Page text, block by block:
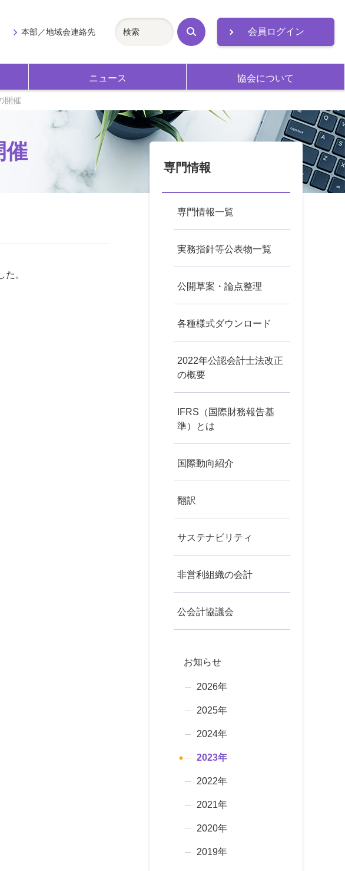
会員ログイン
ニュース 協会について
本部／地域会連絡先
検
索
開催
催
。
専門情報
専門情報一覧
実務指針等公表物一覧
公開草案・論点整理
各種様式ダウンロード
2022年公認会計士法改正
の概要
IFRS（国際財務報告基
準）とは
国際動向紹介
翻訳
サステナビリティ
非営利組織の会計
公会計協議会
お知らせ
2026年
2025年
2024年
2023年
2022年
2021年
2020年
2019年